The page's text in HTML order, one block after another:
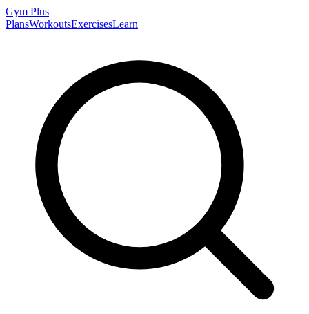
Gym Plus
PlansWorkoutsExercisesLearn